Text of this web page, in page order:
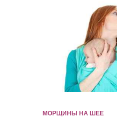
МОРЩИНЫ НА ШЕЕ